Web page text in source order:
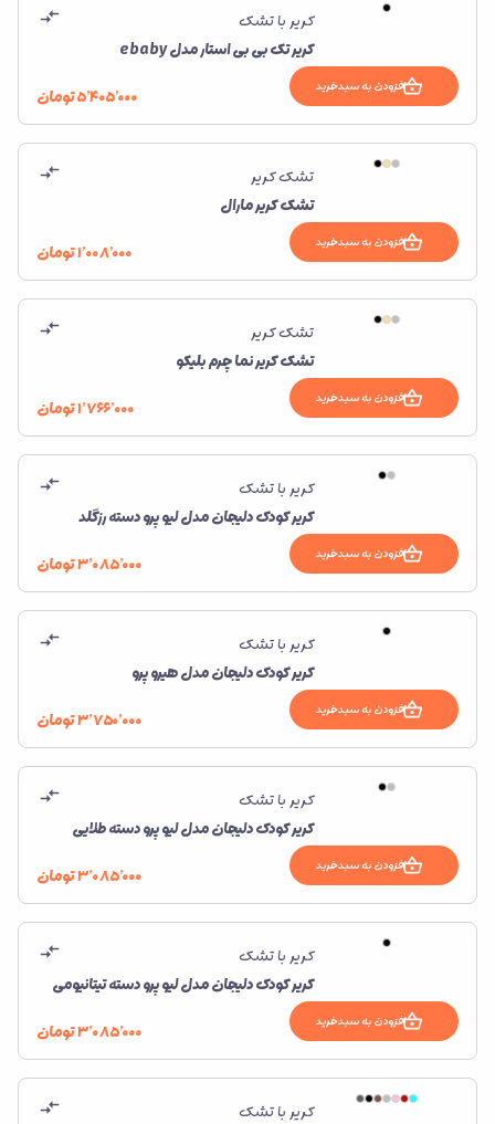
کریر با تشک
کریر تک بی بی استار مدل ebaby
افزودن به سبدخرید ۵٬۴۰۵٬۰۰۰تومان
تشک کریر
تشک کریر مارال
افزودن به سبدخرید ۱٬۰۰۸٬۰۰۰تومان
تشک کریر
تشک کریر نما چرم بلیکو
افزودن به سبدخرید ۱٬۷۶۶٬۰۰۰تومان
کریر با تشک
کریر کودک دلیجان مدل لیو پرو دسته رزگلد
افزودن به سبدخرید ۳٬۰۸۵٬۰۰۰تومان
کریر با تشک
کریر کودک دلیجان مدل هیرو پرو
افزودن به سبدخرید ۳٬۷۵۰٬۰۰۰تومان
کریر با تشک
کریر کودک دلیجان مدل لیو پرو دسته طلایی
افزودن به سبدخرید ۳٬۰۸۵٬۰۰۰تومان
کریر با تشک
کریر کودک دلیجان مدل لیو پرو دسته تیتانیومی
افزودن به سبدخرید ۳٬۰۸۵٬۰۰۰تومان
کریر با تشک